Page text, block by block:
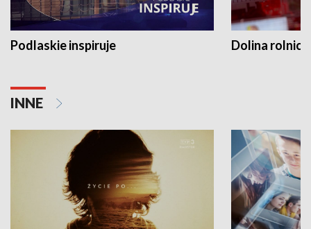
Podlaskie inspiruje Dolina
INNE